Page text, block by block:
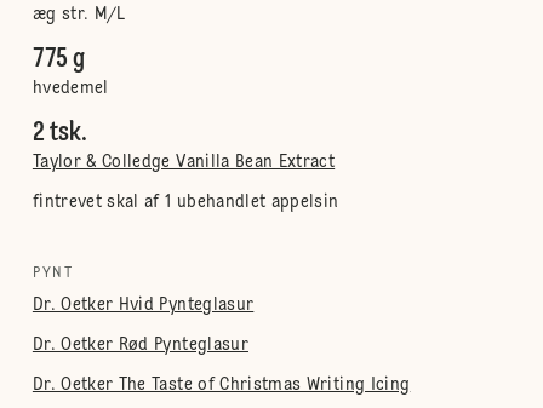
æg str. M/L
775 g
hvedemel
2 tsk.
Taylor & Colledge Vanilla Bean Extract
fintrevet skal af 1 ubehandlet appelsin
PYNT
Dr. Oetker Hvid Pynteglasur
Dr. Oetker Rød Pynteglasur
Dr. Oetker The Taste of Christmas Writing Icing